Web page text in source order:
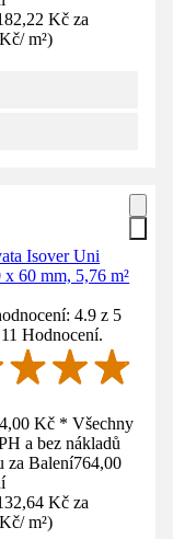
Kč za
/ m²)
Isover Uni
x 60 mm, 5,76 m²
4.9 z 5
Hodnocení.
Kč * Všechny
a bez nákladů
za Balení764,00
Kč za
/ m²)